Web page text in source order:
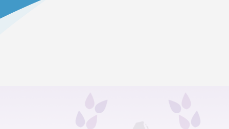
Про нашу школу
Інформація про авторизацію